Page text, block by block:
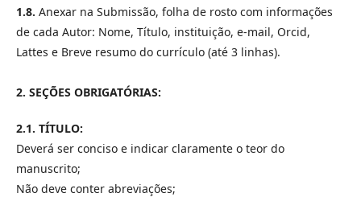
1.8. Anexar na Submissão, folha de rosto com informações
de cada Autor: Nome, Título, instituição, e-mail, Orcid,
Lattes e Breve resumo do currículo (até 3 linhas).
2. SEÇÕES OBRIGATÓRIAS:
2.1. TÍTULO:
Deverá ser conciso e indicar claramente o teor do
manuscrito;
Não deve conter abreviações;